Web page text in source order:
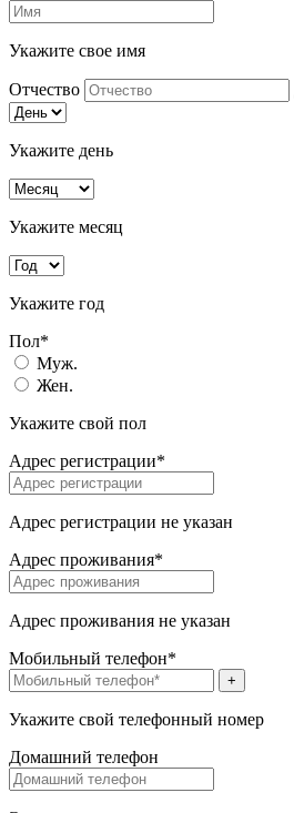
Укажите свое имя
Отчество
Укажите день
Укажите месяц
Укажите год
Пол*
Муж.
Жен.
Укажите свой пол
Адрес регистрации*
Адрес регистрации не указан
Адрес проживания*
Адрес проживания не указан
Мобильный телефон*
+
Укажите свой телефонный номер
Домашний телефон